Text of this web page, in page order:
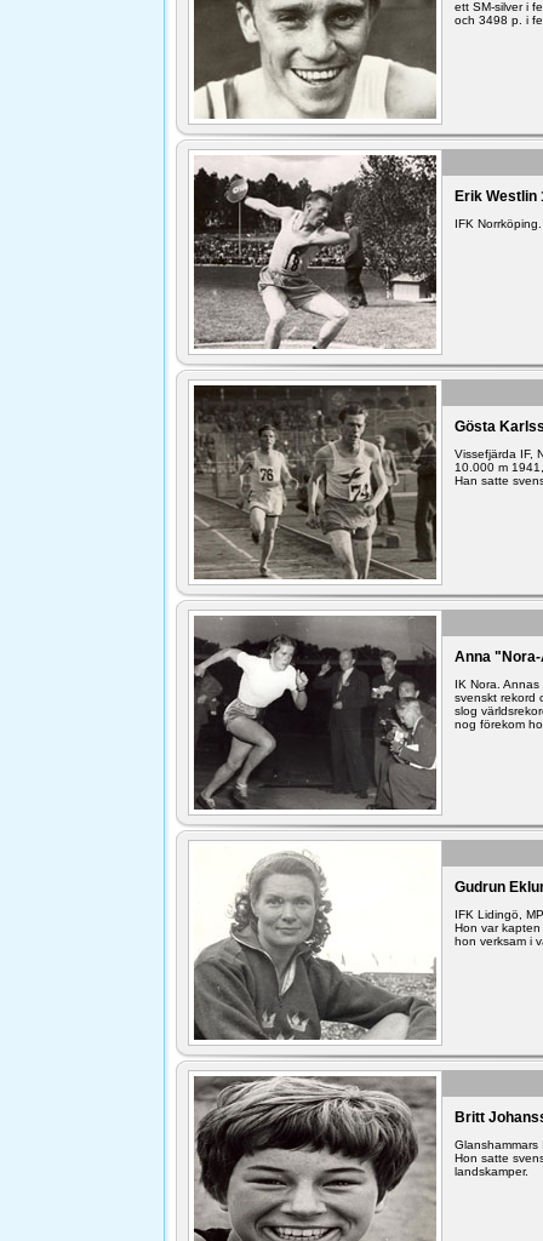
ett SM-silver i
och 3498 p. i
Erik Westlin
IFK
Gösta
Vissefjärda IF,
10.000 m
Han satte
Anna
IK Nora.
svenskt rekord
slog
nog förekom
Gudrun
IFK Lidingö,
Hon var
hon verksam i
Britt
Hon satte
landskamper.